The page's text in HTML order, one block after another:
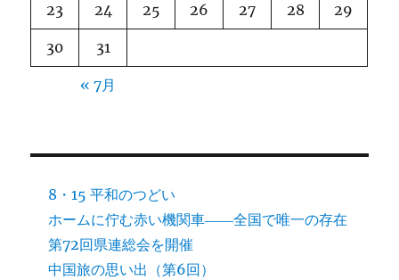
23 24 25 26 27 28 29
30 31
« 7月
8・15 平和のつどい
ホームに佇む赤い機関車――全国で唯一の存在
第72回県連総会を開催
中国旅の思い出（第6回）